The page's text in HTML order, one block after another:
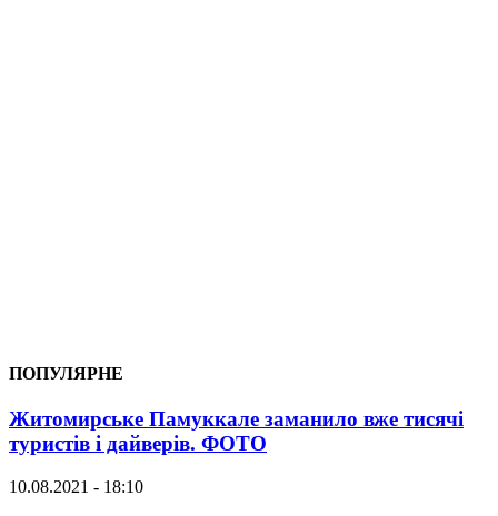
ПОПУЛЯРНЕ
Житомирське Памуккале заманило вже тисячі
туристів і дайверів. ФОТО
10.08.2021 - 18:10